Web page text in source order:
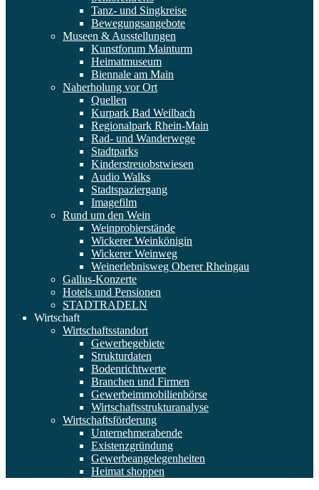
Tanz- und Singkreise
Bewegungsangebote
Museen & Ausstellungen
Kunstforum Mainturm
Heimatmuseum
Biennale am Main
Naherholung vor Ort
Quellen
Kurpark Bad Weilbach
Regionalpark Rhein-Main
Rad- und Wanderwege
Stadtparks
Kinderstreuobstwiesen
Audio Walks
Stadtspaziergang
Imagefilm
Rund um den Wein
Weinprobierstände
Wickerer Weinkönigin
Wickerer Weinweg
Weinerlebnisweg Oberer Rheingau
Gallus-Konzerte
Hotels und Pensionen
STADTRADELN
Wirtschaft
Wirtschaftsstandort
Gewerbegebiete
Strukturdaten
Bodenrichtwerte
Branchen und Firmen
Gewerbeimmobilienbörse
Wirtschaftsstrukturanalyse
Wirtschaftsförderung
Unternehmerabende
Existenzgründung
Gewerbeangelegenheiten
Heimat shoppen